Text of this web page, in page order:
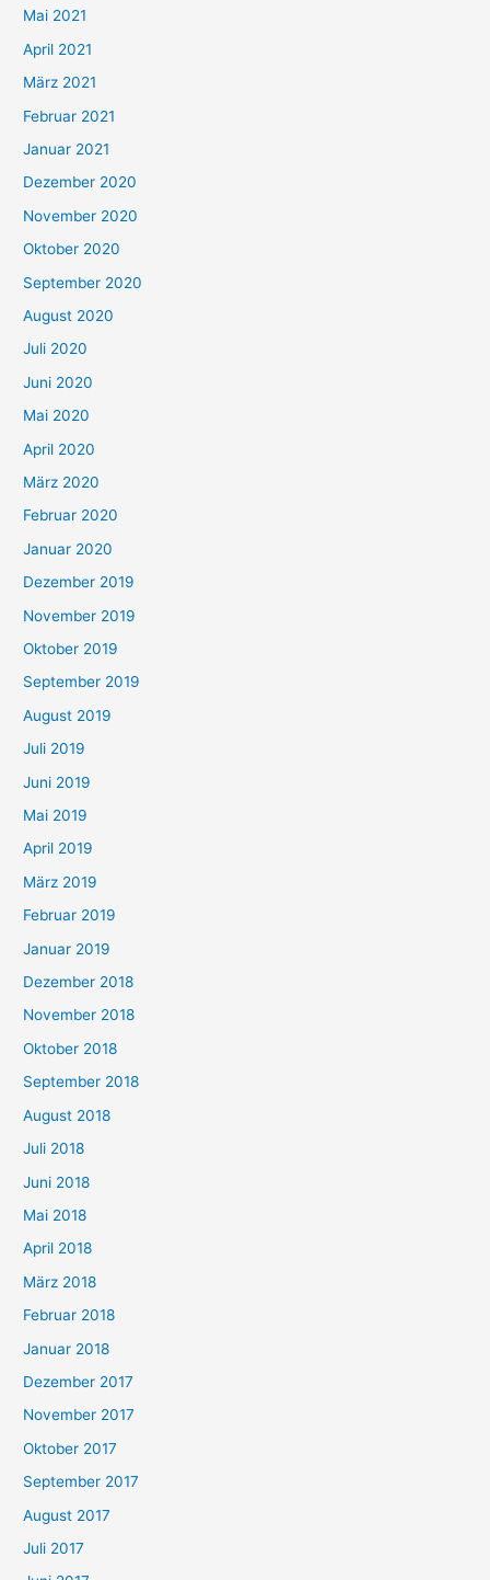
h
:
Mai 2021
April 2021
März 2021
Februar 2021
Januar 2021
Dezember 2020
November 2020
Oktober 2020
September 2020
August 2020
Juli 2020
Juni 2020
Mai 2020
April 2020
März 2020
Februar 2020
Januar 2020
Dezember 2019
November 2019
Oktober 2019
September 2019
August 2019
Juli 2019
Juni 2019
Mai 2019
April 2019
März 2019
Februar 2019
Januar 2019
Dezember 2018
November 2018
Oktober 2018
September 2018
August 2018
Juli 2018
Juni 2018
Mai 2018
April 2018
März 2018
Februar 2018
Januar 2018
Dezember 2017
November 2017
Oktober 2017
September 2017
August 2017
Juli 2017